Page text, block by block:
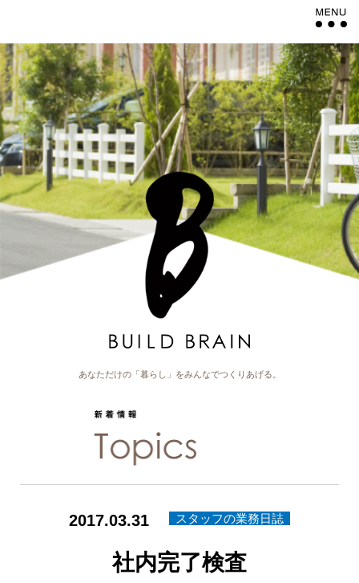
あなただけの「暮らし」をみんなでつくりあげる。
2017.03.31 スタッフの業務日誌
社内完了検査